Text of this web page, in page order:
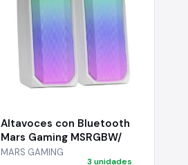
Altavoces con Bluetooth
Mars Gaming MSRGBW/
15W/ 2.0/ Blancos
MARS GAMING
3 unidades